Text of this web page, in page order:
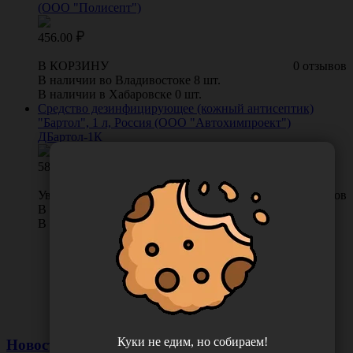
(ООО "Полисепт")
456.00
0 отзывов
В КОРЗИНУ
В наличии во Владивостоке 8 шт.
В наличии в Хабаровске 0 шт.
Средство дезинфицирующее (кожный антисептик)
"Бартол", 1 л, Россия (ООО "Автохимпроект")
ДБартол-1К
581.00
0 отзывов
Уведомить о поступлении
В наличии во Владивостоке 0 шт.
В наличии в Хабаровске 7 шт.
Новости Куки не едим, но собираем!